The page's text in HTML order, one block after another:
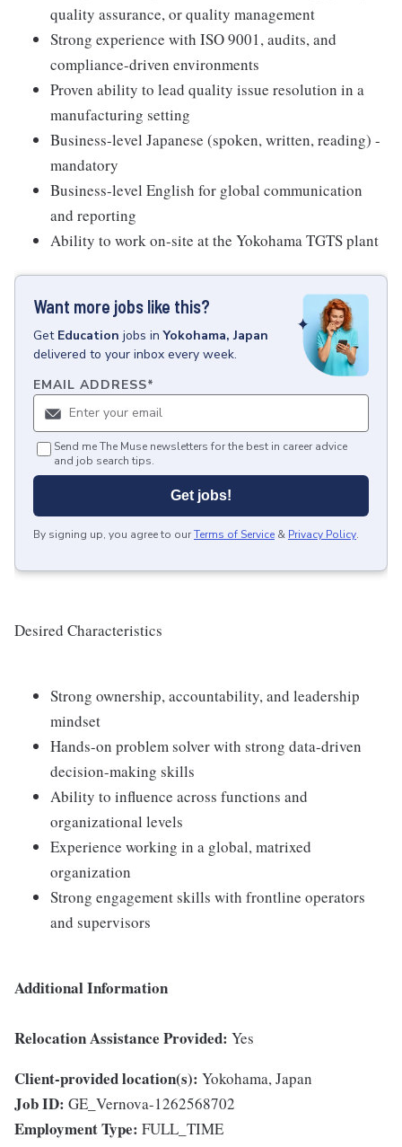
quality assurance, or quality management
Strong experience with ISO 9001, audits, and
compliance-driven environments
Proven ability to lead quality issue resolution in a
manufacturing setting
Business-level Japanese (spoken, written, reading) -
mandatory
Business-level English for global communication
and reporting
Ability to work on-site at the Yokohama TGTS plant
Want more jobs like this?
Get Education jobs inYokohama, Japan
delivered to your inbox every week.
EMAIL ADDRESS*
Send me The Muse newsletters for the best in career advice
and job search tips.
Get jobs!
By signing up, you agree to ourTerms of Service & Privacy Policy.
Desired Characteristics
Strong ownership, accountability, and leadership
mindset
Hands-on problem solver with strong data-driven
decision-making skills
Ability to influence across functions and
organizational levels
Experience working in a global, matrixed
organization
Strong engagement skills with frontline operators
and supervisors
Additional Information
Relocation Assistance Provided: Yes
Client-provided location(s): Yokohama, Japan
Job ID: GE_Vernova-1262568702
Employment Type: FULL_TIME